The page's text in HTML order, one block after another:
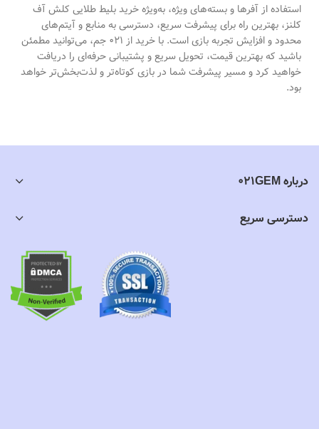
استفاده از آفرها و بسته‌های ویژه، به‌ویژه خرید بلیط طلایی کلش آف
کلنز، بهترین راه برای پیشرفت سریع، دسترسی به منابع و آیتم‌های
محدود و افزایش تجربه بازی است. با خرید از ۰۲۱ جم، می‌توانید مطمئن
باشید که بهترین قیمت، تحویل سریع و پشتیبانی حرفه‌ای را دریافت
خواهید کرد و مسیر پیشرفت شما در بازی کوتاه‌تر و لذت‌بخش‌تر خواهد
بود.
درباره 021GEM
دسترسی سریع